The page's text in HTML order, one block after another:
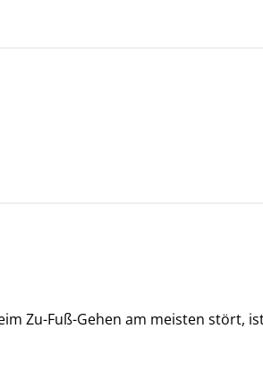
Zu-Fuß-Gehen am meisten stört,